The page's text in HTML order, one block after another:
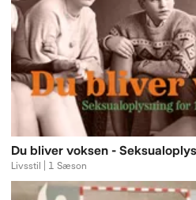
Du bliver voksen -
Livsstil | 1 Sæson